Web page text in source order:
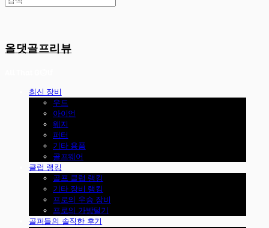
올댓골프리뷰
최신 장비
우드
아이언
웨지
퍼터
기타 용품
골프웨어
클럽 랭킹
골프 클럽 랭킹
기타 장비 랭킹
프로의 우승 장비
프로의 가방털기
골퍼들의 솔직한 후기